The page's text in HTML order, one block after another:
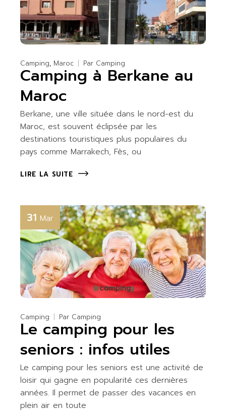
Camping Maroc Par Camping
Camping à Berkane au
Maroc
Berkane, une ville située dans le nord-est du
Maroc, est souvent éclipsée par les
destinations touristiques plus populaires du
pays comme Marrakech, Fès, ou
LIRE LA SUITE
31 Mar
Camping Par Camping
Le camping pour les
seniors : infos utiles
Le camping pour les seniors est une activité de
loisir qui gagne en popularité ces dernières
années. Il permet de passer des vacances en
plein air en toute